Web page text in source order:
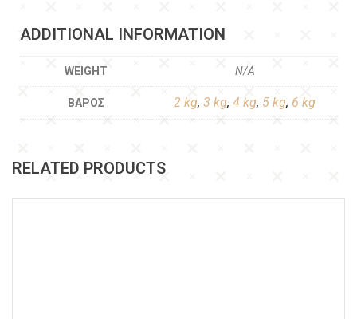
ADDITIONAL INFORMATION
WEIGHT N/A
ΒΆΡΟΣ 2 kg, 3 kg, 4 kg, 5 kg, 6 kg
RELATED PRODUCTS